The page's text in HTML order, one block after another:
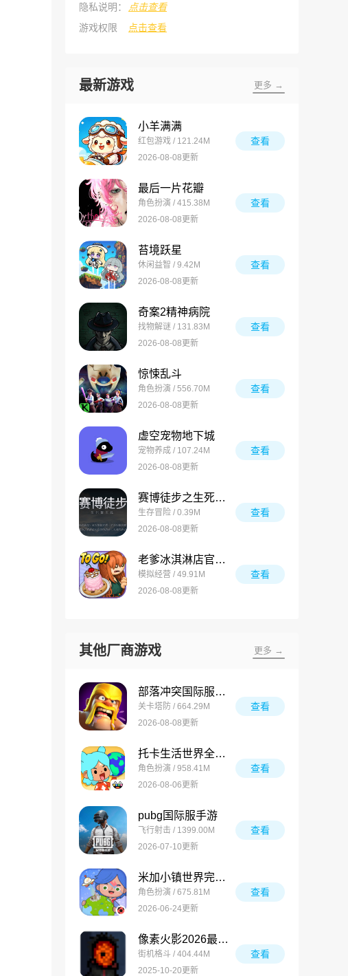
隐私说明：
点击查看
游戏权限
点击查看
最新游戏 更多 →
小羊满满
红包游戏 / 121.24M
2026-08-08更新
查看
最后一片花瓣
角色扮演 / 415.38M
2026-08-08更新
查看
苔境跃星
休闲益智 / 9.42M
2026-08-08更新
查看
奇案2精神病院
找物解谜 / 131.83M
2026-08-08更新
查看
惊悚乱斗
角色扮演 / 556.70M
2026-08-08更新
查看
虚空宠物地下城
宠物养成 / 107.24M
2026-08-08更新
查看
赛博徒步之生死鳌太线
生存冒险 / 0.39M
2026-08-08更新
查看
老爹冰淇淋店官方版
模拟经营 / 49.91M
2026-08-08更新
查看
其他厂商游戏 更多 →
部落冲突国际服最新版
关卡塔防 / 664.29M
2026-08-08更新
查看
托卡生活世界全解锁版
角色扮演 / 958.41M
2026-08-06更新
查看
pubg国际服手游
飞行射击 / 1399.00M
2026-07-10更新
查看
米加小镇世界完整版
角色扮演 / 675.81M
2026-06-24更新
查看
像素火影2026最新版
街机格斗 / 404.44M
2025-10-20更新
查看